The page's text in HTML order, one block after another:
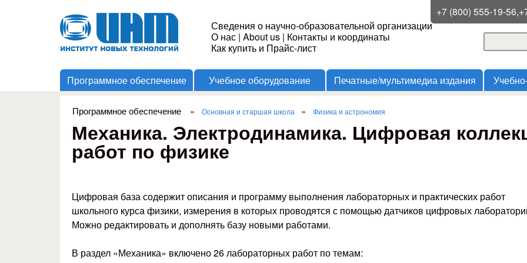
Перейти к основному
содержанию
+7 (800) 555-19-
Институт
Новых
Технологий
Сведения о научно-образовательной организации
О нас | About us | Контакты и координаты
Как купить и Прайс-лист
Программное обеспечение Учебное оборудование Печатные/мультимедиа издания
Вы здесь
Программное обеспечение » Основная и старшая школа » Физика и астрономия
Механика. Электродинамика. Цифровая
работ по физике
Цифровая база содержит описания и программу выполнения лабораторных и практических работ
школьного курса физики, измерения в которых проводятся с помощью датчиков цифровых
Можно редактировать и дополнять базу новыми работами.
В раздел «Механика» включено 26 лабораторных работ по темам: